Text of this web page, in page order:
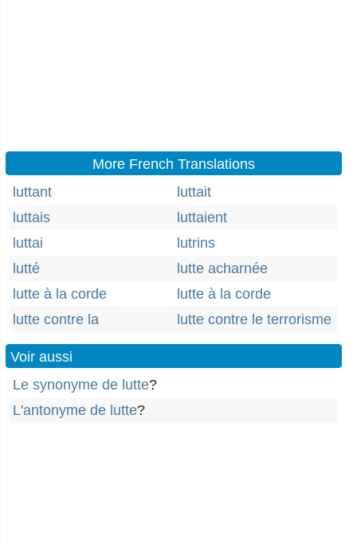
More French Translations
luttant
luttait
luttais
luttaient
luttai
lutrins
lutté
lutte acharnée
lutte à la corde
lutte à la corde
lutte contre la
lutte contre le terrorisme
Voir aussi
Le synonyme de lutte?
L'antonyme de lutte?